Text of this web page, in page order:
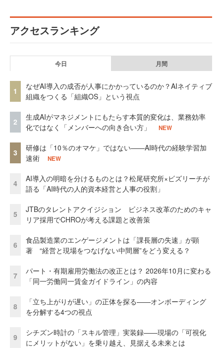
アクセスランキング
今日 月間
1
なぜAI導入の成否が人事にかかっているのか？AIネイティブ
組織をつくる「組織OS」という視点
2
生成AIがマネジメントにもたらす本質的変化は、業務効率
化ではなく「メンバーへの向き合い方」
NEW
3
研修は「10％のオマケ」ではない——AI時代の経験学習加
速術
NEW
4
AI導入の明暗を分けるものとは？松尾研究所×ビズリーチが
語る「AI時代の人的資本経営と人事の役割」
5
JTBのタレントアクイジション ビジネス改革のためのキャ
リア採用でCHROが考える課題と改善策
6
食品製造業のエンゲージメントは「課長層の失速」が顕
著 “経営と現場をつなげない中間層”をどう変える？
7
パート・有期雇用労働法の改正とは？ 2026年10月に変わる
「同一労働同一賃金ガイドライン」の内容
8
「立ち上がりが遅い」の正体を探る——オンボーディング
を分解する4つの視点
9
シチズン時計の「スキル管理」実装録——現場の「可視化
にメリットがない」を乗り越え、見据える未来とは